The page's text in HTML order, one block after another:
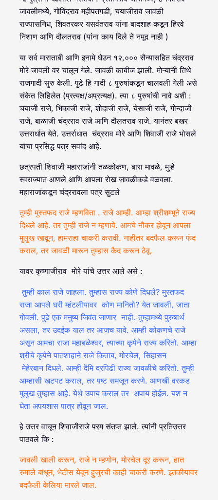
जावलीमध्ये, गोविंदराव महीपतगडी, चयाजीराव जावळी
राज्यासनिध, शिवतरकर यसवंतराव यांना बादशाह कडून हिरवे
निशाण आणि दौलतराव (यांना काय दिले ते नमूद नाही )
या सर्व माराताबी आणि इनामे घेउन १२,००० सैन्यासहित चंद्रराव
मोरे जावली वर चालून गेले. जावळी काबीज झाली. मोऱ्यानी तिथे
राजगादी सुरु केली. पुढे हि गादी ८ पुरुषांकडून चालवली गेली असे
संकेत लिहिलेत (प्रत्यक्ष/अप्रत्यक्ष). त्या ८ पुरुषांची नावे अशी :
चयाजी राजे, भिकाजी राजे, शोदाजी राजे, येसाजी राजे, गोन्दाजी
राजे, बाळाजी चंद्रराव राजे आणि दौलतराव राजे. यानंतर बखर
उत्तरार्धात येते. उत्तर्राधात चंद्रराव मोरे आणि शिवाजी राजे भोसले
यांचा प्रसिद्ध पत्र सवांद आहे.
छत्रपती शिवाजी महाराजांनी तळकोकण, बारा मावळे, मुऱ्हे
स्वराज्यात आणले आणि आपला रोख जावळीकडे वळवला.
महाराजांकडून चंद्ररावला पत्र सुटले
तुम्ही मुस्तफद राजे म्हणविता . राजे आम्ही. आम्हा श्रीशम्भूने राज्य
दिधले आहे. तर तुम्ही राजे न म्हणावे. आमचे नौकर होवून आपला
मुलुख खावून, हामराहा चाकरी करावी. नाहीतर बदफैल करून फंद
कराल, तर जावळी मारून तुम्हास कैद करून ठेवू.
यावर कृष्णाजीराव मोरे यांचे उत्तर आले असे :
तुम्ही काल राजे जाहला. तुम्हास राज्य कोणे दिधले? मुस्तफद
राजा आपले घरी म्हंटलीयावर कोण मानितो? येत जावली, जाता
गोवली. पुढे एक मनुष्य जिवंत जाणार नाही. तुम्हामध्ये पुरुषार्थ
असला, तर उदईक याल तर आजच यावे. आम्ही कोकणचे राजे
असून आमचा राजा महाबळेश्वर, त्याच्या कृपेने राज्य करितो. आम्हा
श्रीचे कृपेने पातशाहाने राजे किताब, मोरचेल, सिहासन
मेहेरबान दिधले. आम्ही दॆमि दरपिढी राज्य जावळीचे करितो. तुम्ही
आम्हासी खटपट कराल, तर पष्ट समजून करणे. आणखी वरकड
मुलुख तुम्हास आहे. येथे उपाय कराल तर अपाय होईल. यश न
घेता अपयशास पात्र होवून जाल.
हे उत्तर वाचून शिवाजीराजे परम संतप्त झाले. त्यांनी प्रतिउत्तर
पाठवले कि :
जावली खाली करून, राजे न म्हणोन, मोरचेल दूर करून, हात
रुमाले बांधून, भेटीस येवून हुजुरची काही चाकरी करणे. इतकीयावर
बदफैली केलिया मारले जाल.